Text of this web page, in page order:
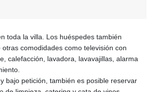
toda la villa. Los huéspedes también
comodidades como televisión con
calefacción, lavadora, lavavajillas, alarma
bajo petición, también es posible reservar